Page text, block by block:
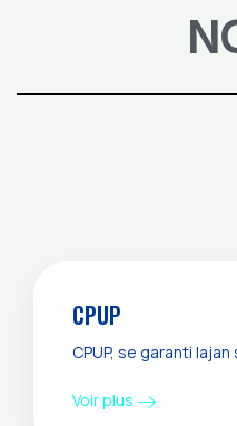
CPUP
CPUP, se garanti lajan
Voir plus